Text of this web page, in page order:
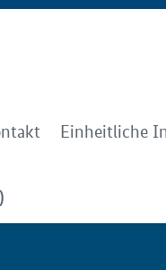
Einheitliche